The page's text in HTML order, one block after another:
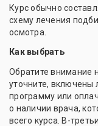
Курс обычно
схему лечения
осмотра.
Как выбрать
Обратите внимание
уточните, включены
программу или
о наличии врача,
всего курса. В-